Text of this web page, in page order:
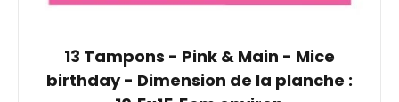
13 Tampons - Pink & Main - Mice
birthday - Dimension de la planche :